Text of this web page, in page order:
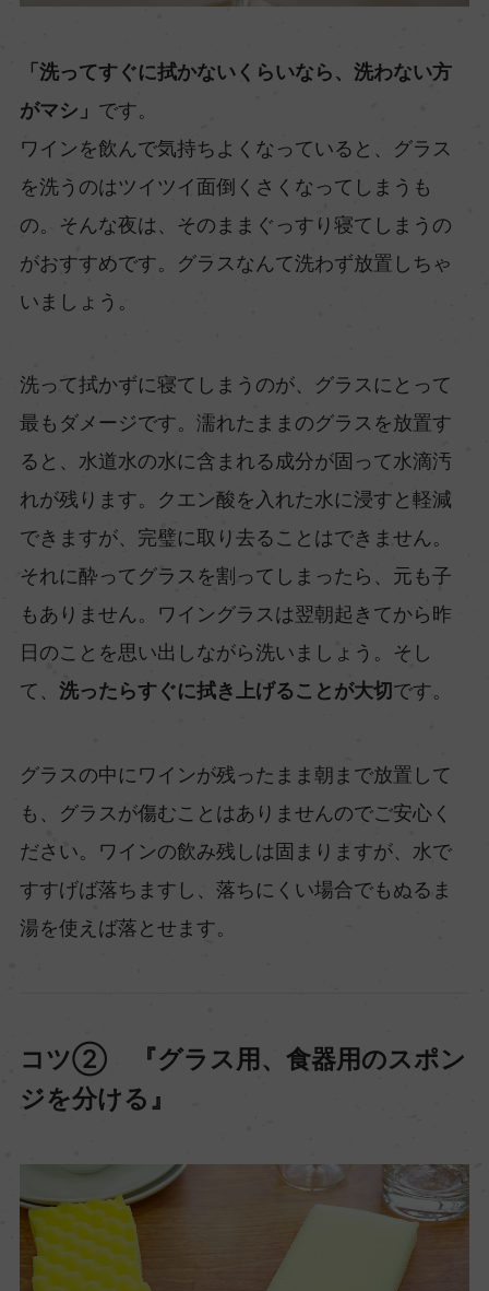
「洗ってすぐに拭かないくらいなら、洗わない方
がマシ」 です。
ワインを飲んで気持ちよくなっていると、グラス
を洗うのはツイツイ面倒くさくなってしまうも
の。そんな夜は、そのままぐっすり寝てしまうの
がおすすめです。グラスなんて洗わず放置しちゃ
いましょう。
洗って拭かずに寝てしまうのが、グラスにとって
最もダメージです。濡れたままのグラスを放置す
ると、水道水の水に含まれる成分が固って水滴汚
れが残ります。クエン酸を入れた水に浸すと軽減
できますが、完璧に取り去ることはできません。
それに酔ってグラスを割ってしまったら、元も子
もありません。ワイングラスは翌朝起きてから昨
日のことを思い出しながら洗いましょう。そし
て、 洗ったらすぐに拭き上げることが大切です。
グラスの中にワインが残ったまま朝まで放置して
も、グラスが傷むことはありませんのでご安心く
ださい。ワインの飲み残しは固まりますが、水で
すすげば落ちますし、落ちにくい場合でもぬるま
湯を使えば落とせます。
コツ② 『グラス用、食器用のスポン
ジを分ける』